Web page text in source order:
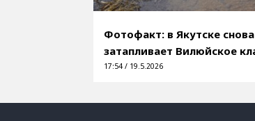
Фотофакт: в Якутске снова
затапливает Вилюйское
17:54 / 19.5.2026